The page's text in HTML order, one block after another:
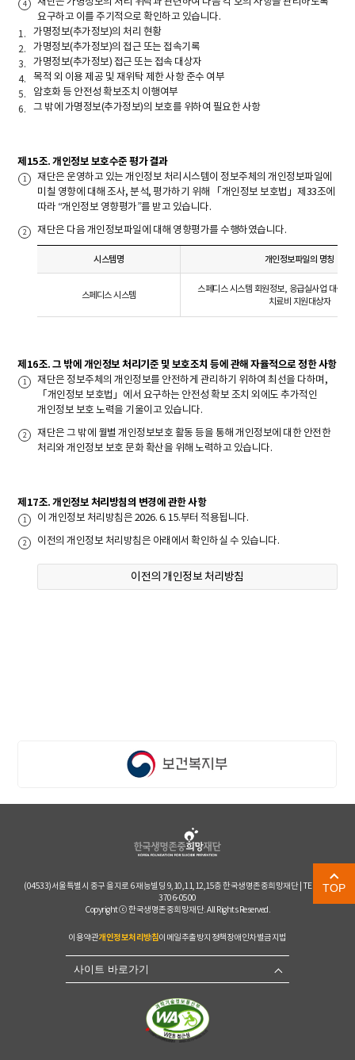
요구하고 이를 주기적으로 확인하고 있습니다.
가명정보(추가정보)의 처리 현황
가명정보(추가정보)의 접근 또는 접속기록
가명정보(추가정보) 접근 또는 접속 대상자
목적 외 이용 제공 및 재위탁 제한 사항 준수 여부
암호화 등 안전성 확보조치 이행여부
그 밖에 가명정보(추가정보)의 보호를 위하여 필요한 사항
제15조. 개인정보 보호수준 평가 결과
재단은 운영하고 있는 개인정보 처리시스템이 정보주체의 개인정보파일에
미칠 영향에 대해 조사, 분석, 평가하기 위해 「개인정보 보호법」제33조에
따라 “개인정보 영향평가”를 받고 있습니다.
재단은 다음 개인정보파일에 대해 영향평가를 수행하였습니다.
시스템명 개인정보파일의 명칭
스페디스 시스템
스페디스 시스템 회원정보, 응급실사업 대상자
치료비 지원대상자
제16조. 그 밖에 개인정보 처리기준 및 보호조치 등에 관해 자율적으로 정한 사항
재단은 정보주체의 개인정보를 안전하게 관리하기 위하여 최선을 다하며,
「개인정보 보호법」에서 요구하는 안전성 확보 조치 외에도 추가적인
개인정보 보호 노력을 기울이고 있습니다.
재단은 그 밖에 월별 개인정보보호 활동 등을 통해 개인정보에 대한 안전한
처리와 개인정보 보호 문화 확산을 위해 노력하고 있습니다.
제17조. 개인정보 처리방침의 변경에 관한 사항
이 개인정보 처리방침은 2026. 6. 15.부터 적용됩니다.
이전의 개인정보 처리방침은 아래에서 확인하실 수 있습니다.
이전의 개인정보 처리방침
(04533)서울특별시 중구 을지로 6 재능빌딩 9,10,11,12,15층 한국생명존중희망재단 | TEL. 02-
3706-0500
Copyright ⓒ 한국생명존중희망재단. All Rights Reserved.
이용약관개인정보처리방침이메일추출방지정책장애인차별금지법
사이트 바로가기
TOP